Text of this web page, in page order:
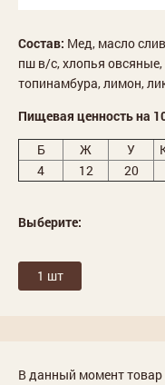
Состав: Мед, масло
пш в/с, хлопья
топинамбура, лимон,
Пищевая ценность на
Б
Ж У
4
12 20
Выберите:
1 шт
В данный момент товар